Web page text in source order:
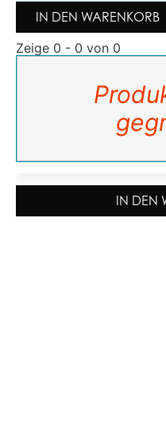
IN DEN WARENKORB
Zeige 0 - 0 von 0
IN DEN